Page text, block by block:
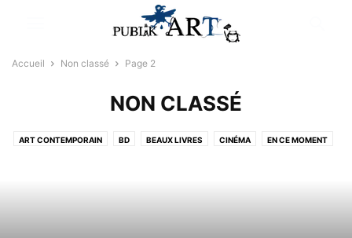
Accueil Non classé Page 2
NON CLASSÉ
ART CONTEMPORAIN BD BEAUX LIVRES CINÉMA EN CE MOMENT